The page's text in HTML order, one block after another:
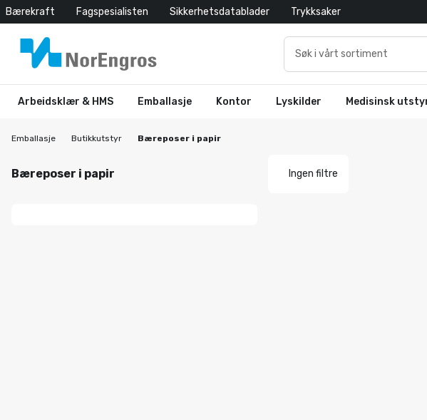
Bærekraft Fagspesialisten Sikkerhetsdatablader Trykksaker
Arbeidsklær & HMS Emballasje Kontor Lyskilder Medisinsk
Emballasje Butikkutstyr Bæreposer i papir
Bæreposer i papir Ingen filtre